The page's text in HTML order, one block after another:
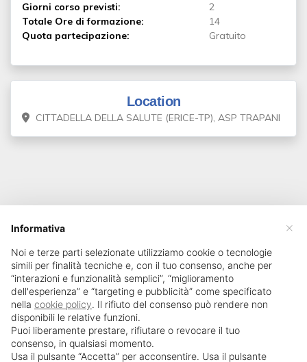
Giorni corso previsti:
2
Totale Ore di formazione:
14
Quota partecipazione:
Gratuito
Location
CITTADELLA DELLA SALUTE (ERICE-TP), ASP TRAPANI
×
Informativa
Noi e terze parti selezionate utilizziamo cookie o tecnologie
simili per finalità tecniche e, con il tuo consenso, anche per
“interazioni e funzionalità semplici”, “miglioramento
dell'esperienza” e “targeting e pubblicità” come specificato
nella cookie policy. Il rifiuto del consenso può rendere non
disponibili le relative funzioni.
Puoi liberamente prestare, rifiutare o revocare il tuo
consenso, in qualsiasi momento.
Usa il pulsante “Accetta” per acconsentire. Usa il pulsante